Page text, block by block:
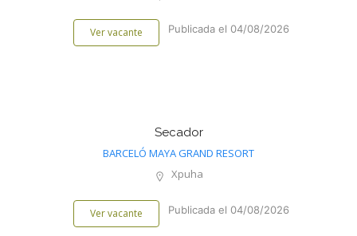
Ver vacante Publicada el 04/08/2026
Secador
BARCELÓ MAYA GRAND RESORT
Xpuha
Ver vacante Publicada el 04/08/2026